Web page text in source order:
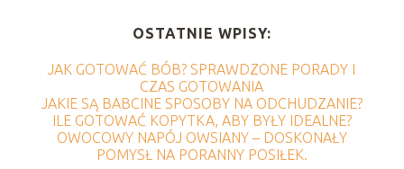
OSTATNIE WPISY:
JAK GOTOWAĆ BÓB? SPRAWDZONE PORADY I
CZAS GOTOWANIA
JAKIE SĄ BABCINE SPOSOBY NA ODCHUDZANIE?
ILE GOTOWAĆ KOPYTKA, ABY BYŁY IDEALNE?
OWOCOWY NAPÓJ OWSIANY – DOSKONAŁY
POMYSŁ NA PORANNY POSIŁEK.